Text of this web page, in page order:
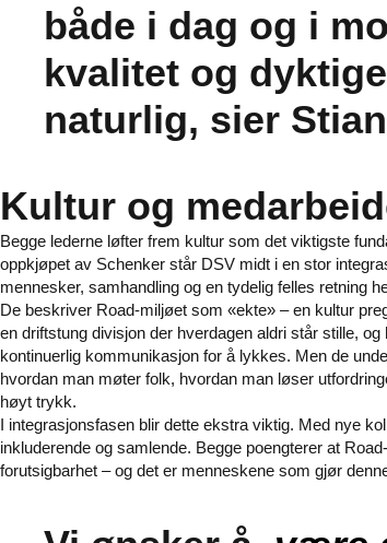
både i dag og i
kvalitet og
naturlig, sier
Kultur og
Begge lederne løfter frem kultur som det viktigste
oppkjøpet av Schenker står DSV midt i en stor
mennesker, samhandling og en tydelig felles retning
De beskriver Road-miljøet som «ekte» – en kultur
en driftstung divisjon der hverdagen aldri står stille,
kontinuerlig kommunikasjon for å lykkes. Men de
hvordan man møter folk, hvordan man løser
høyt trykk.
I integrasjonsfasen blir dette ekstra viktig. Med nye
inkluderende og samlende. Begge poengterer at
forutsigbarhet – og det er menneskene som gjør